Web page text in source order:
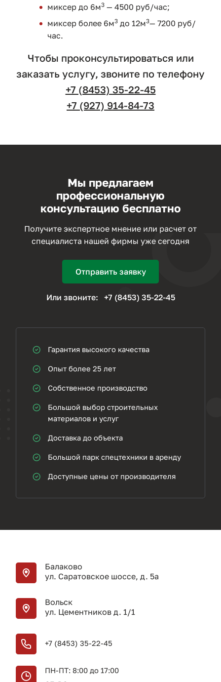
миксер до 6м3 — 4500 руб/час;
миксер более 6м3 до 12м3— 7200 руб/
час.
Чтобы проконсультироваться или
заказать услугу, звоните по телефону
+7 (8453) 35-22-45
+7 (927) 914-84-73
Мы предлагаем
профессиональную
консультацию бесплатно
Получите экспертное мнение или расчет от
специалиста нашей фирмы уже сегодня
Отправить заявку
Или звоните: +7 (8453) 35-22-45
Гарантия высокого качества
Опыт более 25 лет
Собственное производство
Большой выбор строительных
материалов и услуг
Доставка до объекта
Большой парк спецтехники в аренду
Доступные цены от производителя
Балаково
ул. Саратовское шоссе, д. 5а
Вольск
ул. Цементников д. 1/1
+7 (8453) 35-22-45
ПН-ПТ: 8:00 до 17:00